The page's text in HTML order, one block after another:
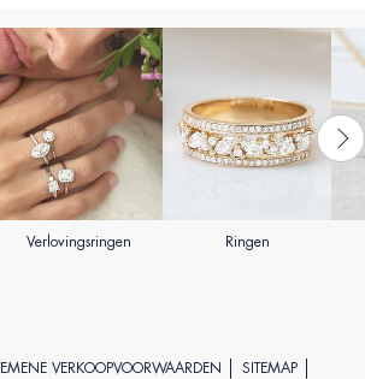
Verlovingsringen Ringen
VERKOOPVOORWAARDEN SITEMAP